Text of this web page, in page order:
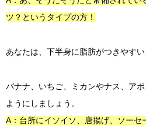
ツ？というタイプの方！
あなたは、下半身に脂肪がつきやすい
バナナ、いちご、ミカンやナス、ア
ようにしましょう。
A：台所にイソイソ、唐揚げ、ソーセ